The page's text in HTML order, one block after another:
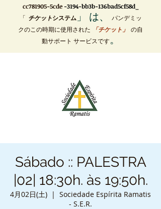
cc781905-5cde -3194-bb3b-136bad5cf58d_
「 チケットシステム」 は、
パンデミッ
クのこの時期に使用された 「チケット」
の自
動サポート サービスです。
Sábado :: PALESTRA
|02| 18:30h. às 19:50h.
4月02日(土)
  |
Sociedade Espírita Ramatis
- S.E.R.